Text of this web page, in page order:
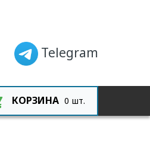
Telegram
КОРЗИНА 0 шт.